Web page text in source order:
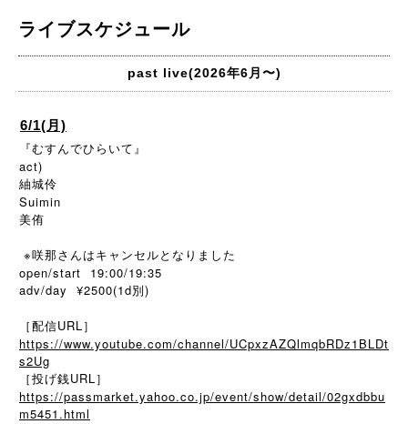
ライブスケジュール
past live(2026年6月〜)
6/1(月)
『むすんでひらいて』
act)
紬城伶
Suimin
美侑
※咲那さんはキャンセルとなりました
open/start 19:00/19:35
adv/day ¥2500(1d別)
［配信URL］
https://www.youtube.com/channel/UCpxzAZQlmqbRDz1BLDt
s2Ug
［投げ銭URL］
https://passmarket.yahoo.co.jp/event/show/detail/02gxdbbu
m5451.html